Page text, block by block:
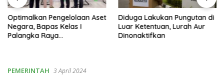
Optimalkan Pengelolaan Aset
Negara, Bapas Kelas I
Palangka Raya
Diduga Lakukan Pungutan di
Luar Ketentuan, Lurah Aur
Dinonaktifkan
PEMERINTAH 3 April 2024